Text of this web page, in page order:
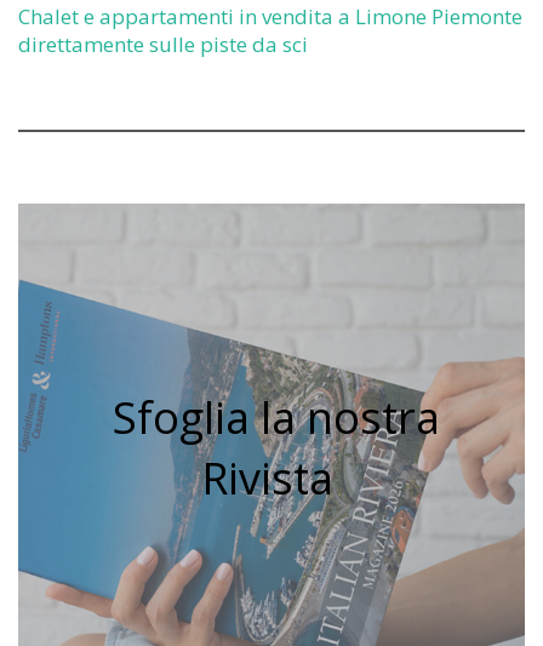
Chalet e appartamenti in vendita a Limone Piemonte
direttamente sulle piste da sci
Sfoglia la nostra
Rivista